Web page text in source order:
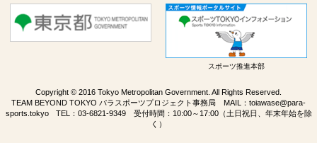
スポーツ推進本部
Copyright © 2016 Tokyo Metropolitan Government. All Rights Reserved.
TEAM BEYOND TOKYO パラスポーツプロジェクト事務局 MAIL： toiawase@para-
sports.tokyoTEL： 03-6821-9349受付時間：10:00～17:00（土日祝日、年末年始を除
く）